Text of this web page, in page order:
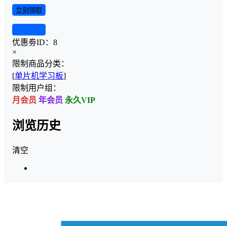
立刻领取
优惠劵ID： 8
×
限制商品分类：
[单片机学习板]
限制用户组：
月会员 年会员 永久VIP
浏览历史
清空